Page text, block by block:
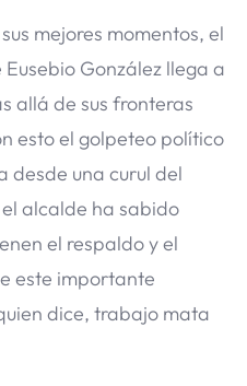
mejores momentos, el
González llega a
allá de sus fronteras
esto el golpeteo político
desde una curul del
alcalde ha sabido
el respaldo y el
este importante
dice, trabajo mata